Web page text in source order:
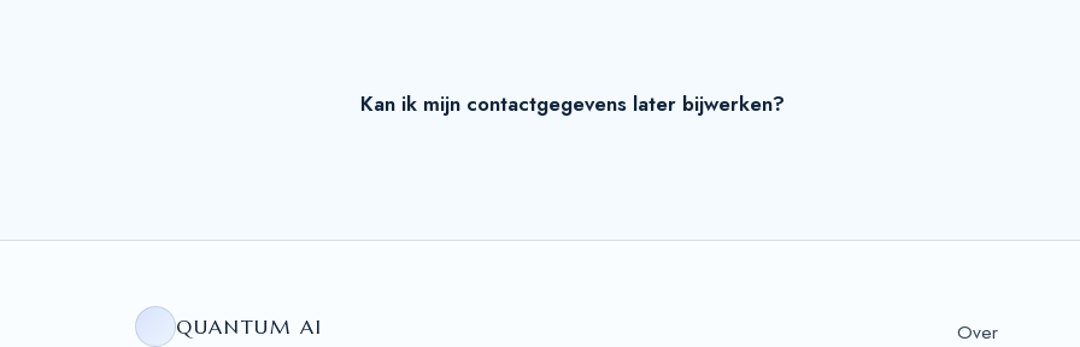
Kan ik mijn contactgegevens later bijwerken?
QUANTUM AI
Over